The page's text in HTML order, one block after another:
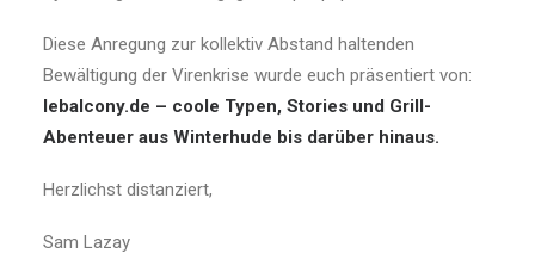
Diese Anregung zur kollektiv Abstand haltenden
Bewältigung der Virenkrise wurde euch präsentiert von:
lebalcony.de – coole Typen, Stories und Grill-
Abenteuer aus Winterhude bis darüber hinaus.
Herzlichst distanziert,
Sam Lazay